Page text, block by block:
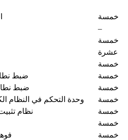
خمسة
–
خمسة
عشرة
خمسة
ضبط
خمسة
ضبط
خمسة
وحدة التحكم في النظام
خمسة
نظام
خمسة
خمسة
خمسة